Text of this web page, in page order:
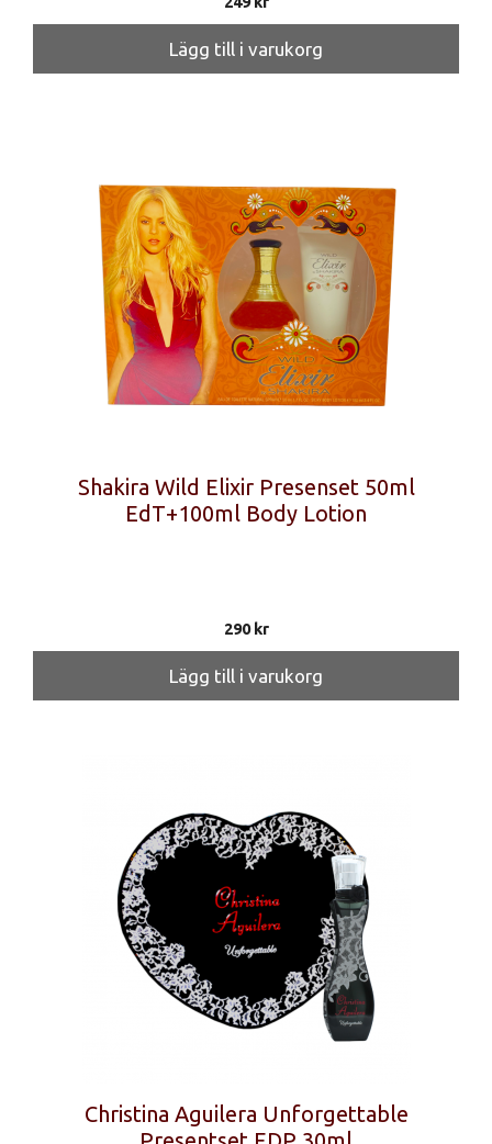
Lägg till i varukorg
Shakira Wild Elixir Presenset 50ml
EdT+100ml Body Lotion
290kr
Lägg till i varukorg
Christina Aguilera Unforgettable